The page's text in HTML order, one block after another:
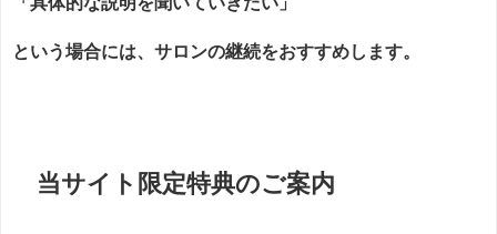
という場合には、サロンの継続をおすすめします。
当サイト限定特典のご案内